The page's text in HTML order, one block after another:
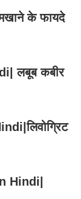
के फायदे
लबूब कबीर
Hindi|